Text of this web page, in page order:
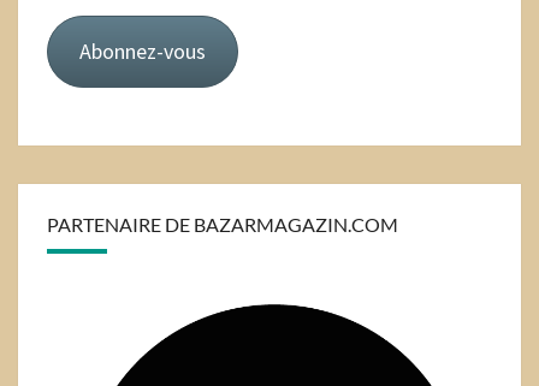
mail
Abonnez-vous
PARTENAIRE DE BAZARMAGAZIN.COM